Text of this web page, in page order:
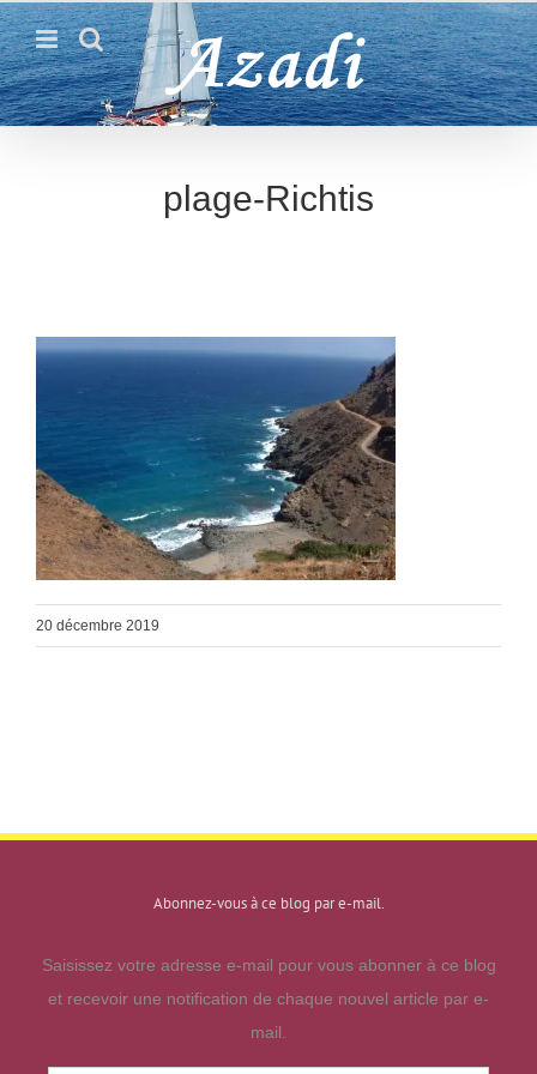
Passer
au
contenu
plage-Richtis
20 décembre 2019
Abonnez-vous à ce blog par e-mail.
Saisissez votre adresse e-mail pour vous abonner à ce blog
et recevoir une notification de chaque nouvel article par e-
mail.